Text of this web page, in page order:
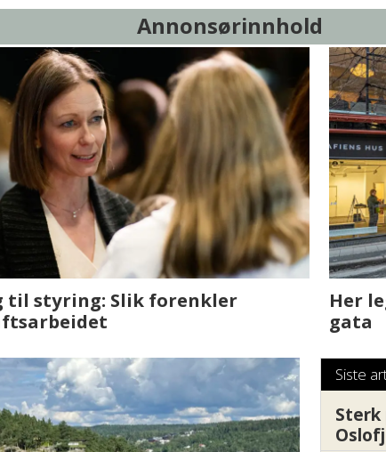
Annonsørinnhold
med AI. Slik
Det er i
Siste